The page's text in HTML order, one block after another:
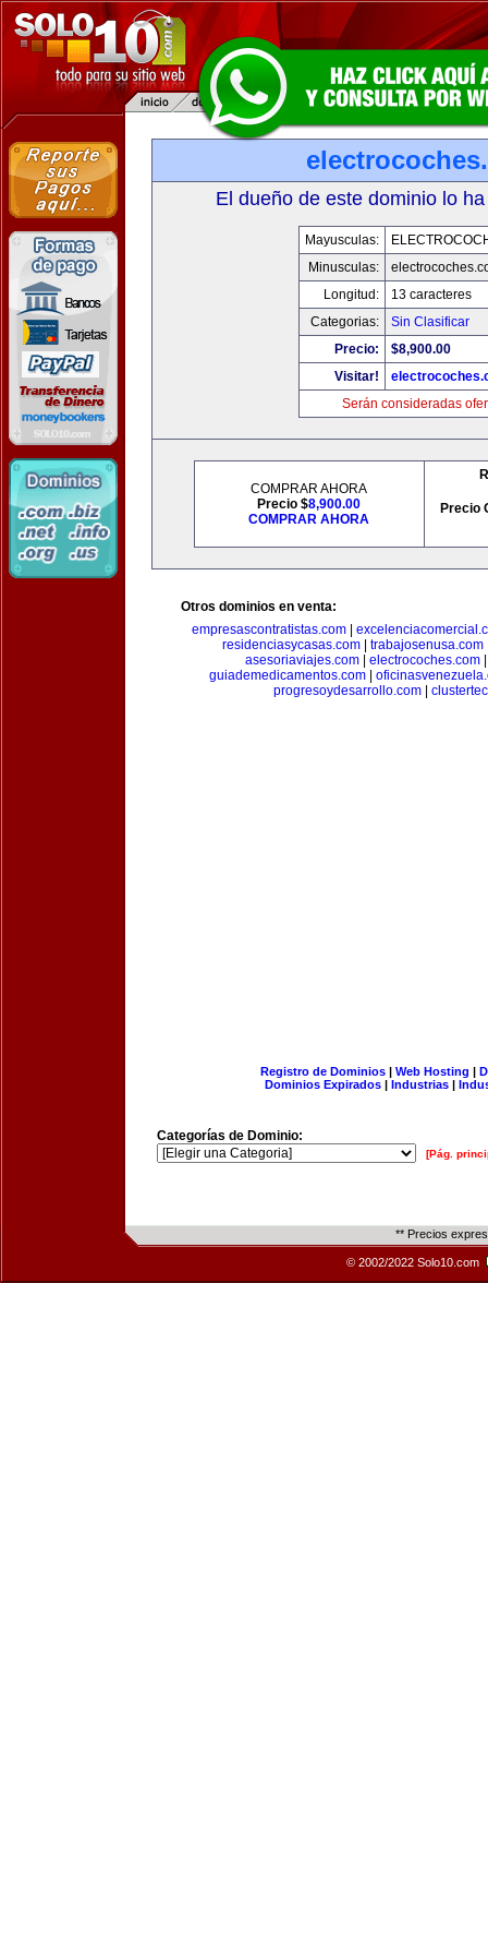
El dueño de este dominio lo
Mayusculas:
Minusculas:
Longitud:
13 caracteres
Categorias:
Sin Clasificar
Precio:
$8,900.00
Visitar!
Serán consideradas
COMPRAR AHORA
Precio $8,900.00
COMPRAR AHORA
Precio
Otros dominios en venta:
empresascontratistas.com
residenciasycasas.com| trabajosenusa.com
asesoriaviajes.com| electrocoches.com
guiademedicamentos.com|
progresoydesarrollo.com
Registro de Dominios| Web Hosting |
Dominios Expirados | Industrias |
Categorías de Dominio:
[Pág.
** Precios
© 2002/2022 Solo10.com